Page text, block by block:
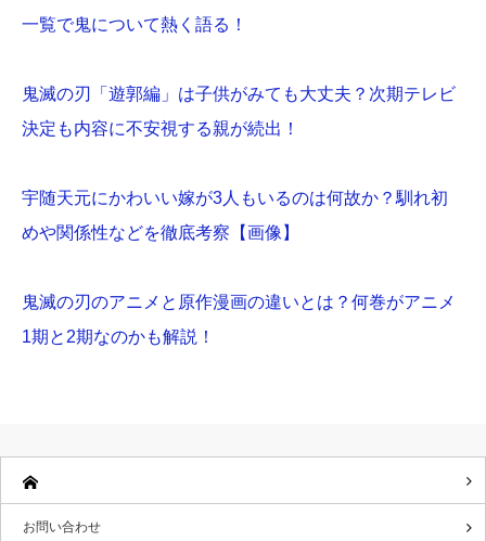
一覧で鬼について熱く語る！
鬼滅の刃「遊郭編」は子供がみても大丈夫？次期テレビ
決定も内容に不安視する親が続出！
宇随天元にかわいい嫁が3人もいるのは何故か？馴れ初
めや関係性などを徹底考察【画像】
鬼滅の刃のアニメと原作漫画の違いとは？何巻がアニメ
1期と2期なのかも解説！
お問い合わせ